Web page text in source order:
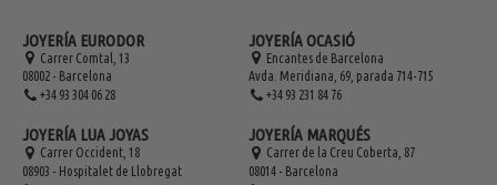
JOYERÍA EURODOR
Carrer Comtal, 13
08002 - Barcelona
+34 93 304 06 28
JOYERÍA LUA JOYAS
Carrer Occident, 18
08903 - Hospitalet de Llobregat
JOYERÍA OCASIÓ
Encantes de Barcelona
Avda. Meridiana, 69, parada 714-715
+34 93 231 84 76
JOYERÍA MARQUÉS
Carrer de la Creu Coberta, 87
08014 - Barcelona